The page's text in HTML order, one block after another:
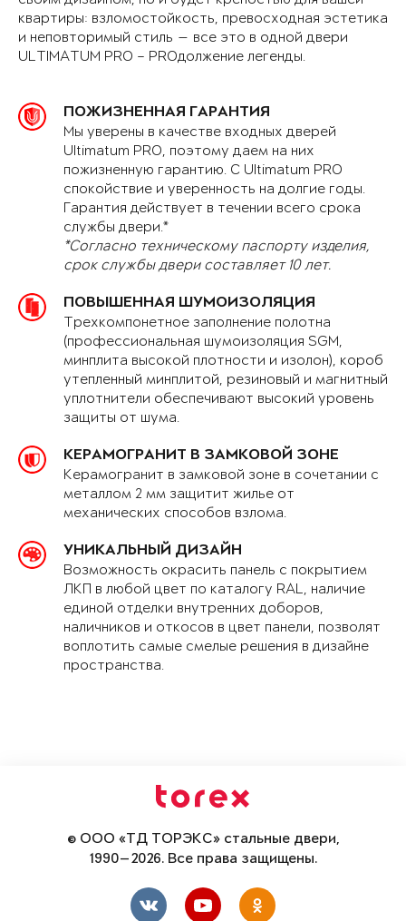
квартиры: взломостойкость, превосходная эстетика
и неповторимый стиль — все это в одной двери
ULTIMATUM PRO – PROдолжение легенды.
ПОЖИЗНЕННАЯ ГАРАНТИЯ
Мы уверены в качестве входных дверей
Ultimatum PRO, поэтому даем на них
пожизненную гарантию. С Ultimatum PRO
спокойствие и уверенность на долгие годы.
Гарантия действует в течении всего срока
службы двери.*
*Согласно техническому паспорту изделия,
срок службы двери составляет 10 лет.
ПОВЫШЕННАЯ ШУМОИЗОЛЯЦИЯ
Трехкомпонетное заполнение полотна
(профессиональная шумоизоляция SGM,
минплита высокой плотности и изолон), короб
утепленный минплитой, резиновый и магнитный
уплотнители обеспечивают высокий уровень
защиты от шума.
КЕРАМОГРАНИТ В ЗАМКОВОЙ ЗОНЕ
Керамогранит в замковой зоне в сочетании с
металлом 2 мм защитит жилье от
механических способов взлома.
УНИКАЛЬНЫЙ ДИЗАЙН
Возможность окрасить панель с покрытием
ЛКП в любой цвет по каталогу RAL, наличие
единой отделки внутренних доборов,
наличников и откосов в цвет панели, позволят
воплотить самые смелые решения в дизайне
пространства.
© ООО «ТД ТОРЭКС» стальные двери,
1990—2026. Все права защищены.